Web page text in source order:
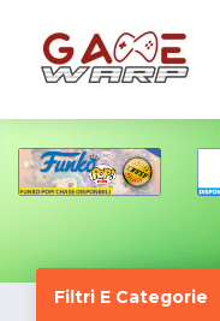
Filtri E Categorie